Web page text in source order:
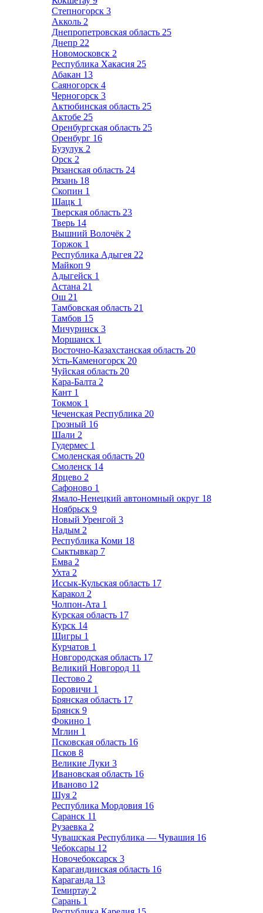
Степногорск 3
Акколь 2
Днепропетровская область 25
Днепр 22
Новомосковск 2
Республика Хакасия 25
Абакан 13
Саяногорск 4
Черногорск 3
Актюбинская область 25
Актобе 25
Оренбургская область 25
Оренбург 16
Бузулук 2
Орск 2
Рязанская область 24
Рязань 18
Скопин 1
Шацк 1
Тверская область 23
Тверь 14
Вышний Волочёк 2
Торжок 1
Республика Адыгея 22
Майкоп 9
Адыгейск 1
Астана 21
Ош 21
Тамбовская область 21
Тамбов 15
Мичуринск 3
Моршанск 1
Восточно-Казахстанская область 20
Усть-Каменогорск 20
Чуйская область 20
Кара-Балта 2
Кант 1
Токмок 1
Чеченская Республика 20
Грозный 16
Шали 2
Гудермес 1
Смоленская область 20
Смоленск 14
Ярцево 2
Сафоново 1
Ямало-Ненецкий автономный округ 18
Ноябрьск 9
Новый Уренгой 3
Надым 2
Республика Коми 18
Сыктывкар 7
Емва 2
Ухта 2
Иссык-Кульская область 17
Каракол 2
Чолпон-Ата 1
Курская область 17
Курск 14
Щигры 1
Курчатов 1
Новгородская область 17
Великий Новгород 11
Пестово 2
Боровичи 1
Брянская область 17
Брянск 9
Фокино 1
Мглин 1
Псковская область 16
Псков 8
Великие Луки 3
Ивановская область 16
Иваново 12
Шуя 2
Республика Мордовия 16
Саранск 11
Рузаевка 2
Чувашская Республика — Чувашия 16
Чебоксары 12
Новочебоксарск 3
Карагандинская область 16
Караганда 13
Темиртау 2
Сарань 1